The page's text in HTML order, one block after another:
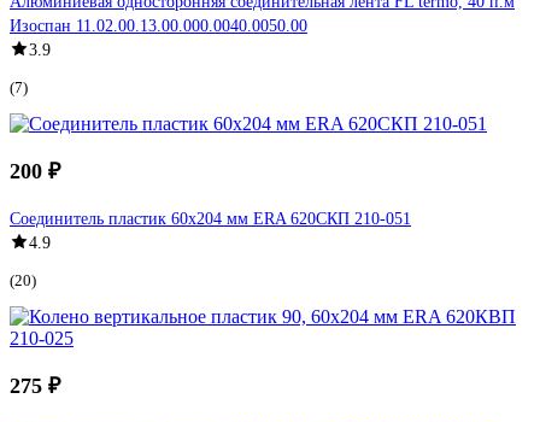
Изоспан 11.02.00.13.00.000.0040.0050.00
3.9
(7)
200 ₽
Соединитель пластик 60х204 мм ERA 620СКП 210-051
4.9
(20)
275 ₽